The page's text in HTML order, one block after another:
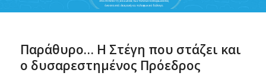
Παράθυρο… Η Στέγη που στάζει και
ο δυσαρεστημένος Πρόεδρος